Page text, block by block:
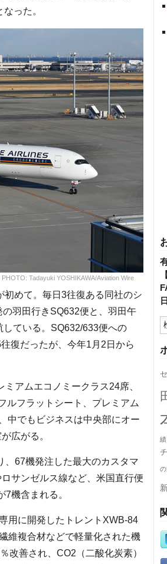
績
った。
Tadayuki YOSHIKAWA/Aviation Wire
めて。毎日3往復ある同社のシ
羽田行きSQ632便と、羽田午
ている。SQ632/633便への
復だったが、今年1月2日から
アムエコノミークラス24席、
ルフラットシート、プレミアム
中でもビジネスは中央部にオー
広がる。
67機発注した最大のカスタマ
サンゼルス線など、米国直行便
機含まれる。
用に開発したトレントXWB-84
維複合材などで軽量化された機
改善され、CO2（二酸化炭素）